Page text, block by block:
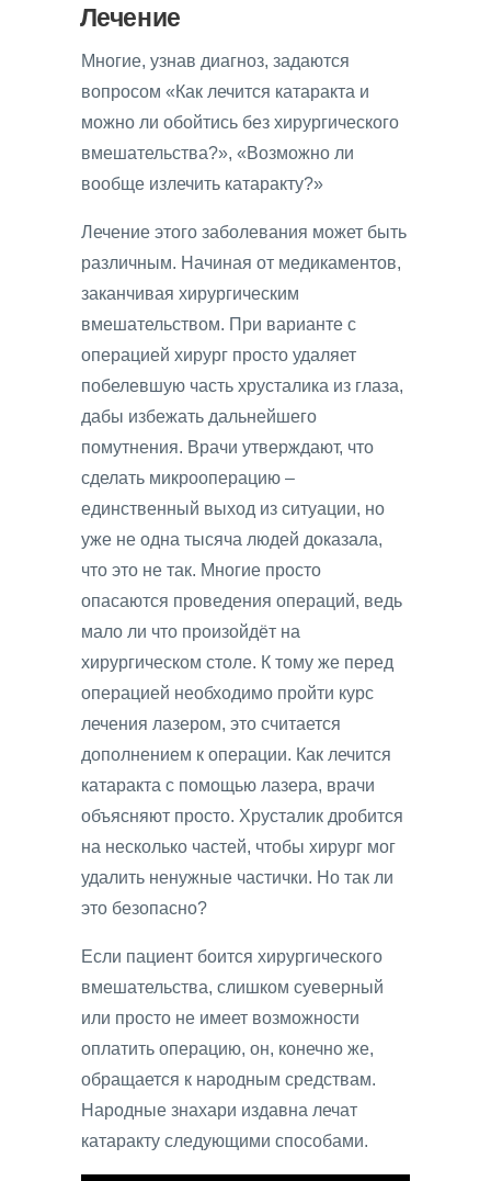
Лечение
Многие, узнав диагноз, задаются
вопросом «Как лечится катаракта и
можно ли обойтись без хирургического
вмешательства?», «Возможно ли
вообще излечить катаракту?»
Лечение этого заболевания может быть
различным. Начиная от медикаментов,
заканчивая хирургическим
вмешательством. При варианте с
операцией хирург просто удаляет
побелевшую часть хрусталика из глаза,
дабы избежать дальнейшего
помутнения. Врачи утверждают, что
сделать микрооперацию –
единственный выход из ситуации, но
уже не одна тысяча людей доказала,
что это не так. Многие просто
опасаются проведения операций, ведь
мало ли что произойдёт на
хирургическом столе. К тому же перед
операцией необходимо пройти курс
лечения лазером, это считается
дополнением к операции. Как лечится
катаракта с помощью лазера, врачи
объясняют просто. Хрусталик дробится
на несколько частей, чтобы хирург мог
удалить ненужные частички. Но так ли
это безопасно?
Если пациент боится хирургического
вмешательства, слишком суеверный
или просто не имеет возможности
оплатить операцию, он, конечно же,
обращается к народным средствам.
Народные знахари издавна лечат
катаракту следующими способами.